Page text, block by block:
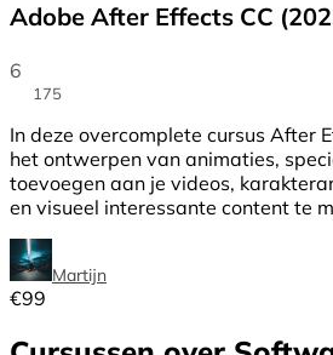
Adobe After Effects CC
6
175
In deze overcomplete cursus After
het ontwerpen van animaties,
toevoegen aan je videos,
en visueel interessante content te
Martijn
€99